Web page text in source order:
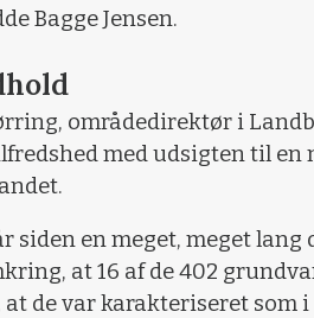
Bagge Jensen.
områdedirektør i
med udsigten til en
siden en meget, meget lang
at 16 af de 402
de var karakteriseret som